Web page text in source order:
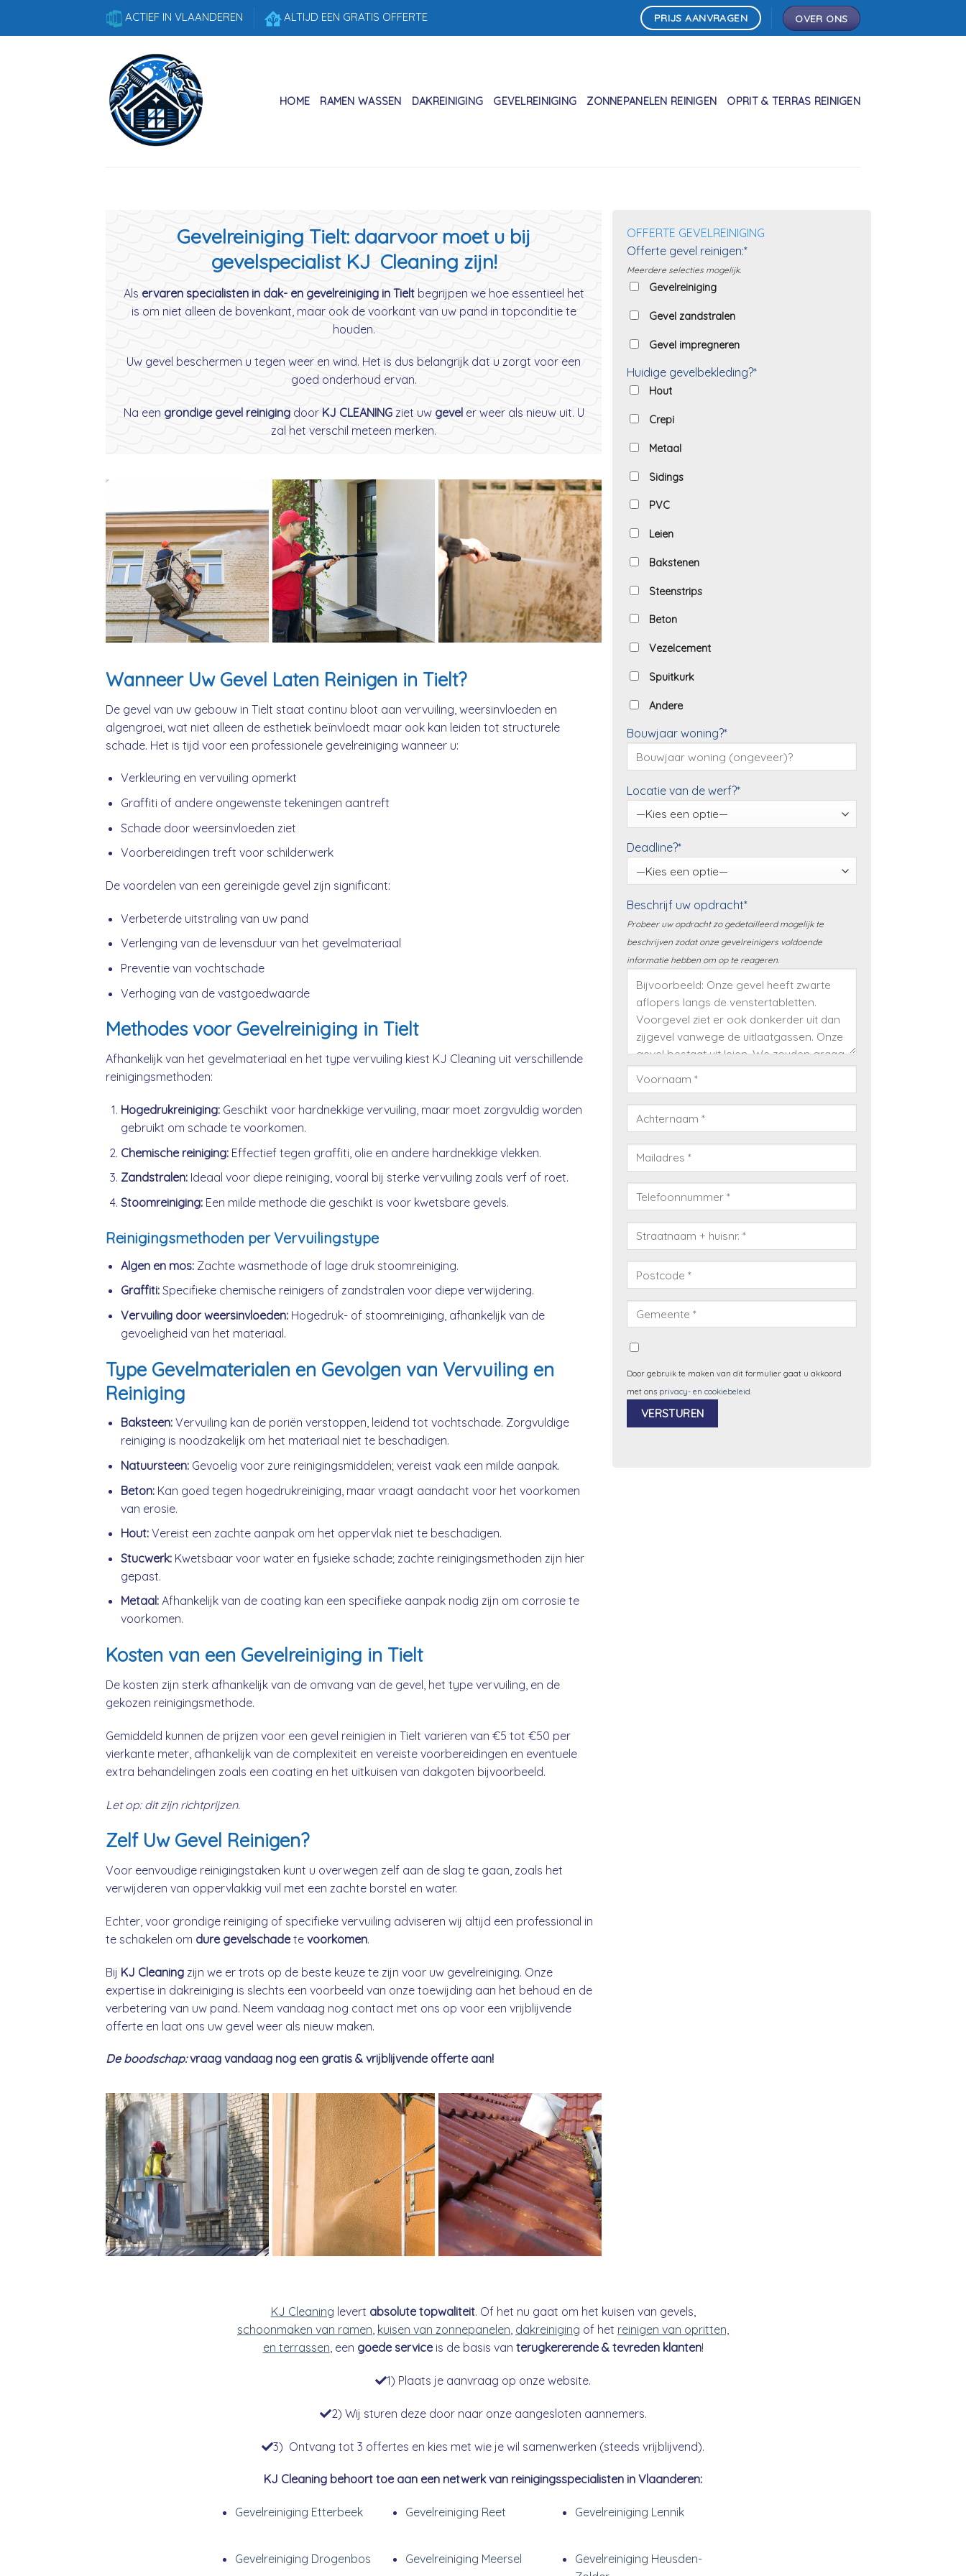
ACTIEF IN VLAANDEREN ALTIJD EEN GRATIS OFFERTE PRIJS AANVRAGEN OVER ONS
HOME RAMEN WASSEN DAKREINIGING GEVELREINIGING ZONNEPANELEN REINIGEN OPRIT & TERRAS REINIGEN
Gevelreiniging Tielt: daarvoor moet u bij
gevelspecialist KJ Cleaning zijn!
Als ervaren specialisten in dak- en gevelreiniging in Tieltbegrijpen we hoe essentieel het
is om niet alleen de bovenkant, maar ook de voorkant van uw pand in topconditie te
houden.
Uw gevel beschermen u tegen weer en wind. Het is dus belangrijk dat u zorgt voor een
goed onderhoud ervan.
Na een grondige gevel reinigingdoorKJ CLEANINGziet uw geveler weer als nieuw uit. U
zal het verschil meteen merken.
Wanneer Uw Gevel Laten Reinigen in Tielt?
De gevel van uw gebouw in Tielt staat continu bloot aan vervuiling, weersinvloeden en
algengroei, wat niet alleen de esthetiek beïnvloedt maar ook kan leiden tot structurele
schade. Het is tijd voor een professionele gevelreiniging wanneer u:
Verkleuring en vervuiling opmerkt
Graffiti of andere ongewenste tekeningen aantreft
Schade door weersinvloeden ziet
Voorbereidingen treft voor schilderwerk
De voordelen van een gereinigde gevel zijn significant:
Verbeterde uitstraling van uw pand
Verlenging van de levensduur van het gevelmateriaal
Preventie van vochtschade
Verhoging van de vastgoedwaarde
Methodes voor Gevelreiniging in Tielt
Afhankelijk van het gevelmateriaal en het type vervuiling kiest KJ Cleaning uit verschillende
reinigingsmethoden:
Hogedrukreiniging:Geschikt voor hardnekkige vervuiling, maar moet zorgvuldig worden
gebruikt om schade te voorkomen.
Chemische reiniging:Effectief tegen graffiti, olie en andere hardnekkige vlekken.
Zandstralen:Ideaal voor diepe reiniging, vooral bij sterke vervuiling zoals verf of roet.
Stoomreiniging:Een milde methode die geschikt is voor kwetsbare gevels.
Reinigingsmethoden per Vervuilingstype
Algen en mos:Zachte wasmethode of lage druk stoomreiniging.
Graffiti:Specifieke chemische reinigers of zandstralen voor diepe verwijdering.
Vervuiling door weersinvloeden:Hogedruk- of stoomreiniging, afhankelijk van de
gevoeligheid van het materiaal.
Type Gevelmaterialen en Gevolgen van Vervuiling en
Reiniging
Baksteen:Vervuiling kan de poriën verstoppen, leidend tot vochtschade. Zorgvuldige
reiniging is noodzakelijk om het materiaal niet te beschadigen.
Natuursteen:Gevoelig voor zure reinigingsmiddelen; vereist vaak een milde aanpak.
Beton:Kan goed tegen hogedrukreiniging, maar vraagt aandacht voor het voorkomen
van erosie.
Hout:Vereist een zachte aanpak om het oppervlak niet te beschadigen.
Stucwerk:Kwetsbaar voor water en fysieke schade; zachte reinigingsmethoden zijn hier
gepast.
Metaal:Afhankelijk van de coating kan een specifieke aanpak nodig zijn om corrosie te
voorkomen.
Kosten van een Gevelreiniging in Tielt
De kosten zijn sterk afhankelijk van de omvang van de gevel, het type vervuiling, en de
gekozen reinigingsmethode.
Gemiddeld kunnen de prijzen voor een gevel reinigien in Tielt variëren van €5 tot €50 per
vierkante meter, afhankelijk van de complexiteit en vereiste voorbereidingen en eventuele
extra behandelingen zoals een coating en het uitkuisen van dakgoten bijvoorbeeld.
Let op: dit zijn richtprijzen.
Zelf Uw Gevel Reinigen?
Voor eenvoudige reinigingstaken kunt u overwegen zelf aan de slag te gaan, zoals het
verwijderen van oppervlakkig vuil met een zachte borstel en water.
Echter, voor grondige reiniging of specifieke vervuiling adviseren wij altijd een professional in
te schakelen om dure gevelschadete voorkomen.
Bij KJ Cleaning zijn we er trots op de beste keuze te zijn voor uw gevelreiniging. Onze
expertise in dakreiniging is slechts een voorbeeld van onze toewijding aan het behoud en de
verbetering van uw pand. Neem vandaag nog contact met ons op voor een vrijblijvende
offerte en laat ons uw gevel weer als nieuw maken.
De boodschap:vraag vandaag nog een gratis & vrijblijvende offerte aan!
OFFERTE GEVELREINIGING
Offerte gevel reinigen:*
Meerdere selecties mogelijk.
Gevelreiniging
Gevel zandstralen
Gevel impregneren
Huidige gevelbekleding?*
Hout
Crepi
Metaal
Sidings
PVC
Leien
Bakstenen
Steenstrips
Beton
Vezelcement
Spuitkurk
Andere
Bouwjaar woning?*
Locatie van de werf?*
Deadline?*
Beschrijf uw opdracht*
Probeer uw opdracht zo gedetailleerd mogelijk te
beschrijven zodat onze gevelreinigers voldoende
informatie hebben om op te reageren.
Door gebruik te maken van dit formulier gaat u akkoord
met ons privacy- en cookiebeleid.
KJ Cleaning levert absolute topwaliteit. Of het nu gaat om het kuisen van gevels,
schoonmaken van ramen, kuisen van zonnepanelen, dakreiniging of het reinigen van opritten,
en terrassen, een goede serviceis de basis van terugkererende & tevreden klanten!
1) Plaats je aanvraag op onze website.
2) Wij sturen deze door naar onze aangesloten aannemers.
3) Ontvang tot 3 offertes en kies met wie je wil samenwerken (steeds vrijblijvend).
KJ Cleaning behoort toe aan een netwerk van reinigingsspecialisten in Vlaanderen:
Gevelreiniging Etterbeek Gevelreiniging Reet Gevelreiniging Lennik
Gevelreiniging Drogenbos Gevelreiniging Meersel
Gevelreiniging Heusden-